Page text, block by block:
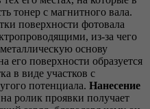
тонер с магнитного вала.
поверхности фотовала
из-за чего
основу
его поверхности образуется
в виде участков с
потенциала. Нанесение
ролик проявки получает